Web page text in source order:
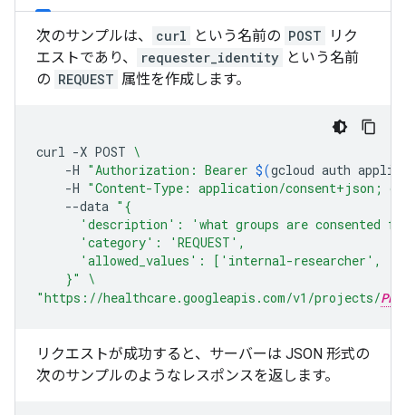
次のサンプルは、 curl という名前の POST
リク
エストであり、
requester_identity という名前
の REQUEST 属性を作成します。
curl -X POST \
-H "Authorization: Bearer $(gcloud auth
-H "Content-Type: application/consent+json;
--data "{
'description': 'what groups are consented
      'category': 'REQUEST',
'allowed_values': ['internal-researcher',
    }"
\
"https://healthcare.googleapis.com/v1/projects/
リクエストが成功すると、サーバーは JSON 形式の
次のサンプルのようなレスポンスを返します。